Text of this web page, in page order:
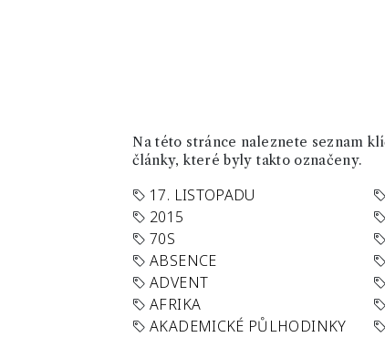
Na této stránce naleznete seznam
články, které byly takto označeny.
17. LISTOPADU
2015
70S
ABSENCE
ADVENT
AFRIKA
AKADEMICKÉ PŮLHODINKY